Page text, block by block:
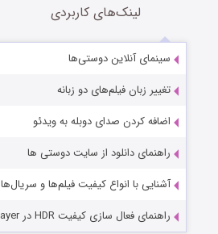
لینک‌های کاربردی
سینمای آنلاین دوستی‌ها
تغییر زبان فیلم‌های دو زبانه
اضافه کردن صدای دوبله به ویدئو
راهنمای دانلود از سایت دوستی ها
آشنایی با انواع کیفیت فیلم‌ها و سریال‌ها
راهنمای فعال سازی کیفیت HDR در PotPlayer